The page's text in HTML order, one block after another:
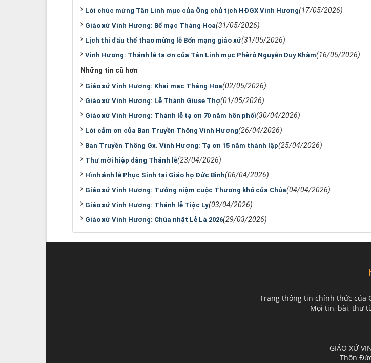
Lời chúc mừng Tân Linh mục của Ông chủ tịch HĐGX Vinh Hương(17/05/2026)
Giáo xứ Vinh Hương: Bế mạc Tháng Hoa(31/05/2026)
Lịch thi đấu thể thao mừng lễ Bổn mạng giáo xứ(31/05/2026)
Vinh Hương: Thánh lễ tạ ơn của Tân Linh mục Phêrô Nguyễn Duy Khâm(16/05/2026)
Những tin cũ hơn
Giáo xứ Vinh Hương: Khai mạc Tháng Hoa(02/05/2026)
Giáo xứ Vinh Hương: Lễ Thánh Giuse Thợ(01/05/2026)
Giáo xứ Vinh Hương: Thánh lễ tạ ơn 70 năm hôn phối(30/04/2026)
Lời cảm ơn của Ban Truyền Thông Vinh Hương(26/04/2026)
Ban Truyền Thông Gx. Vinh Hương: Tạ ơn 15 năm thành lập(25/04/2026)
Thư mời hiệp dâng Thánh lễ(23/04/2026)
Hình ảnh lễ Phục Sinh tại Giáo họ Đức Bình(06/04/2026)
Giáo xứ Vinh Hương: Tưởng niệm cuộc Thương khó của Chúa(04/04/2026)
Giáo xứ Vinh Hương: Thánh lễ Tiệc Ly(03/04/2026)
Giáo xứ Vinh Hương: Chúa nhật Lễ Lá 2026(29/03/2026)
Trang thông tin chính thức của
Mọi tin, bài, thư
GIÁO XỨ
Thôn